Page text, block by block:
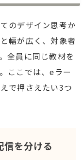
のデザイン思考か
幅が広く、対象者
全員に同じ教材を
ここでは、eラー
で押さえたい3つ
を分ける